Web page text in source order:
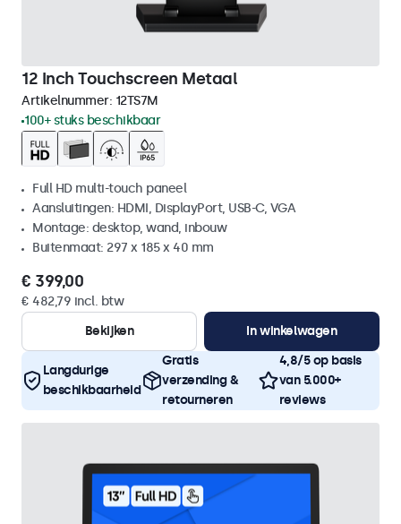
12 Inch Touchscreen Metaal
Artikelnummer: 12TS7M
100+ stuks beschikbaar
Full HD multi-touch paneel
Aansluitingen: HDMI, DisplayPort, USB-C, VGA
Montage: desktop, wand, inbouw
Buitenmaat: 297 x 185 x 40 mm
€ 399,00
€ 482,79 incl. btw
Bekijken
In winkelwagen
Langdurige
beschikbaarheid
Gratis
verzending &
retourneren
4,8/5 op basis
van 5.000+
reviews